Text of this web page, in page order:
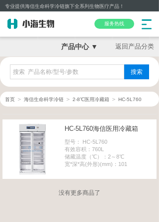
专业提供海信生命科学冷链旗下全系列生物医疗产品！
返回产品分类
产品中心 ▼
搜索
首页 ＞ 海信生命科学冷链 ＞ 2-8℃医用冷藏箱 ＞ HC-5L760
HC-5L760海信医用冷藏箱
型号： HC-5L760
有效容积：760L
储藏温度（℃）：2～8℃
宽*深*高(外形)(mm)：101
没有更多商品了
服务热线